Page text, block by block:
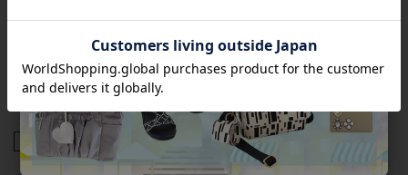
・ファスケスと呼ばれ、古代ローマ時代の権威象徴の標章で
す。
・オリーブは平和の象徴です。
商品番号 3240131